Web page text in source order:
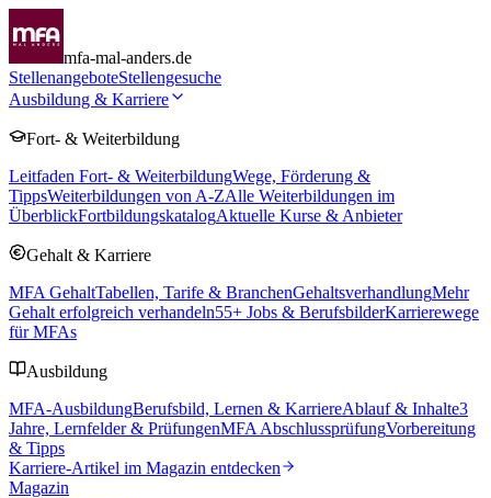
mfa-mal-anders.de
StellenangeboteStellengesuche
Ausbildung & Karriere
Fort- & Weiterbildung
Leitfaden Fort- & WeiterbildungWege, Förderung &
TippsWeiterbildungen von A-ZAlle Weiterbildungen im
ÜberblickFortbildungskatalogAktuelle Kurse & Anbieter
Gehalt & Karriere
MFA GehaltTabellen, Tarife & BranchenGehaltsverhandlungMehr
Gehalt erfolgreich verhandeln55+ Jobs & BerufsbilderKarrierewege
für MFAs
Ausbildung
MFA-AusbildungBerufsbild, Lernen & KarriereAblauf & Inhalte3
Jahre, Lernfelder & PrüfungenMFA AbschlussprüfungVorbereitung
& Tipps
Karriere-Artikel im Magazin entdecken
Magazin